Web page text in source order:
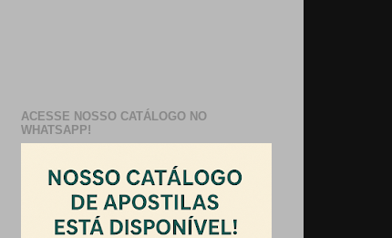
ACESSE NOSSO CATÁLOGO NO
WHATSAPP!